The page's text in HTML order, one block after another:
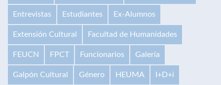
Entrevistas Estudiantes Ex-Alumnos
Extensión Cultural Facultad de Humanidades
FEUCN FPCT Funcionarios Galería
Galpón Cultural Género HEUMA I+D+i